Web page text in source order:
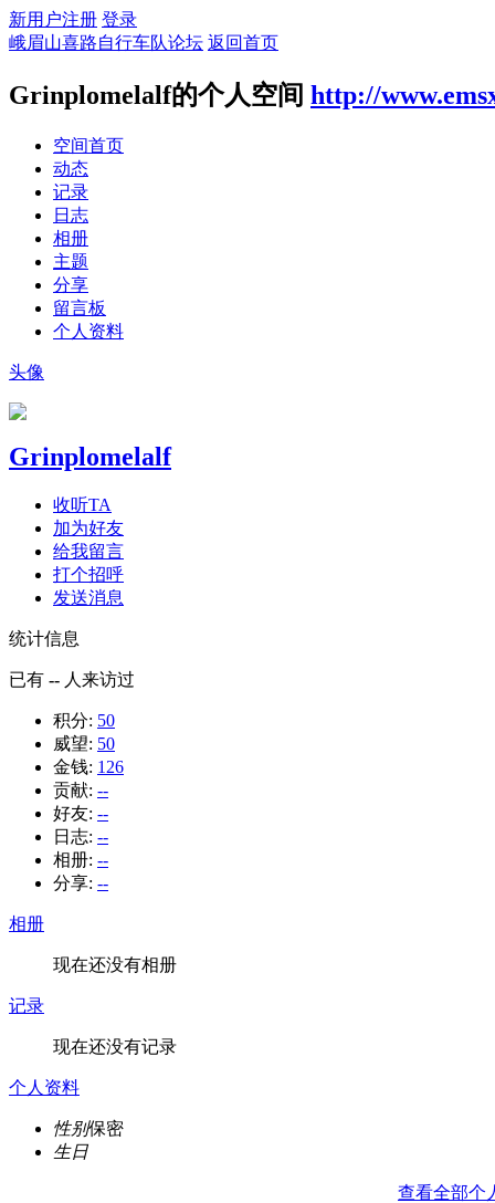
新用户注册 登录
峨眉山喜路自行车队论坛 返回首页
Grinplomelalf的个人空间 http://
空间首页
动态
记录
日志
相册
主题
分享
留言板
个人资料
头像
Grinplomelalf
收听TA
加为好友
给我留言
打个招呼
发送消息
统计信息
已有 -- 人来访过
积分: 50
威望: 50
金钱: 126
贡献: --
好友: --
日志: --
相册: --
分享: --
相册
现在还没有相册
记录
现在还没有记录
个人资料
性别保密
生日
查看全部个